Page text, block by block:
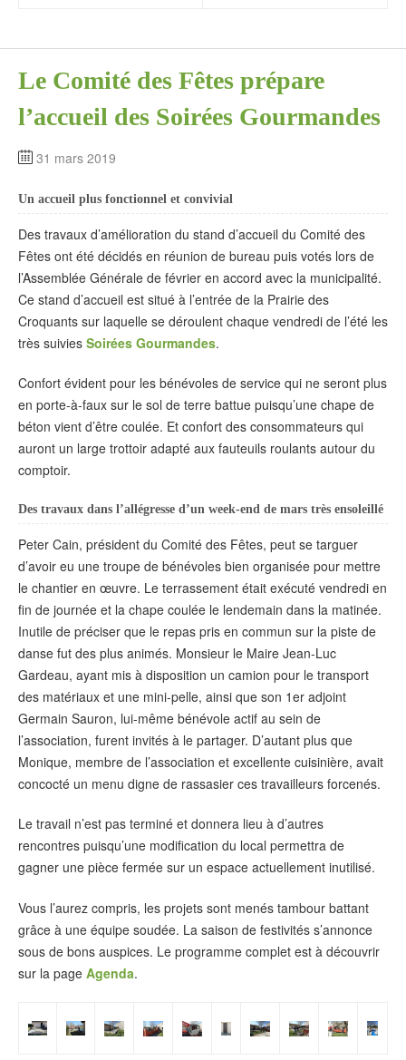
Le Comité des Fêtes prépare
l’accueil des Soirées Gourmandes
31 mars 2019
Un accueil plus fonctionnel et convivial
Des travaux d’amélioration du stand d’accueil du Comité des
Fêtes ont été décidés en réunion de bureau puis votés lors de
l’Assemblée Générale de février en accord avec la municipalité.
Ce stand d’accueil est situé à l’entrée de la Prairie des
Croquants sur laquelle se déroulent chaque vendredi de l’été les
très suivies Soirées Gourmandes.
Confort évident pour les bénévoles de service qui ne seront plus
en porte-à-faux sur le sol de terre battue puisqu’une chape de
béton vient d’être coulée. Et confort des consommateurs qui
auront un large trottoir adapté aux fauteuils roulants autour du
comptoir.
Des travaux dans l’allégresse d’un week-end de mars très ensoleillé
Peter Cain, président du Comité des Fêtes, peut se targuer
d’avoir eu une troupe de bénévoles bien organisée pour mettre
le chantier en œuvre. Le terrassement était exécuté vendredi en
fin de journée et la chape coulée le lendemain dans la matinée.
Inutile de préciser que le repas pris en commun sur la piste de
danse fut des plus animés. Monsieur le Maire Jean-Luc
Gardeau, ayant mis à disposition un camion pour le transport
des matériaux et une mini-pelle, ainsi que son 1er adjoint
Germain Sauron, lui-même bénévole actif au sein de
l’association, furent invités à le partager. D’autant plus que
Monique, membre de l’association et excellente cuisinière, avait
concocté un menu digne de rassasier ces travailleurs forcenés.
Le travail n’est pas terminé et donnera lieu à d’autres
rencontres puisqu’une modification du local permettra de
gagner une pièce fermée sur un espace actuellement inutilisé.
Vous l’aurez compris, les projets sont menés tambour battant
grâce à une équipe soudée. La saison de festivités s’annonce
sous de bons auspices. Le programme complet est à découvrir
sur la page Agenda.